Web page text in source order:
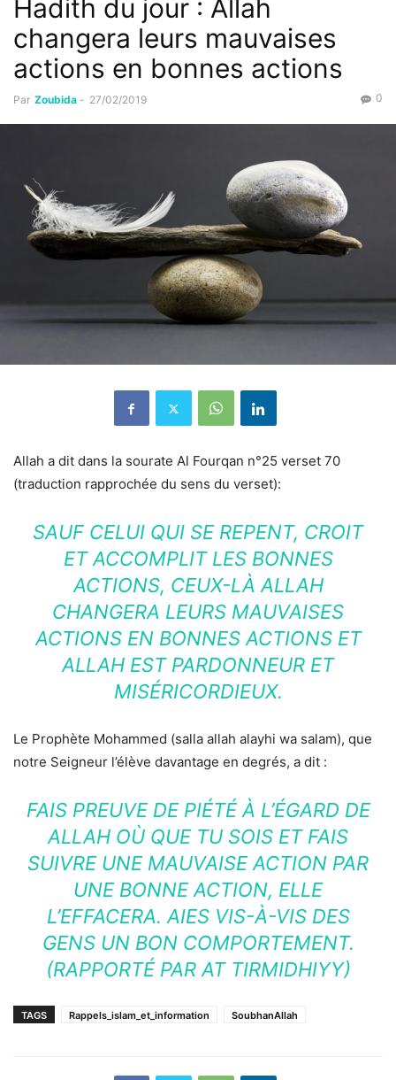
Hadith du jour : Allah
changera leurs mauvaises
actions en bonnes actions
Par Zoubida - 27/02/2019 0
Allah a dit dans la sourate Al Fourqan n°25 verset 70
(traduction rapprochée du sens du verset):
SAUF CELUI QUI SE REPENT, CROIT
ET ACCOMPLIT LES BONNES
ACTIONS, CEUX-LÀ ALLAH
CHANGERA LEURS MAUVAISES
ACTIONS EN BONNES ACTIONS ET
ALLAH EST PARDONNEUR ET
MISÉRICORDIEUX.
Le Prophète Mohammed (salla allah alayhi wa salam), que
notre Seigneur l’élève davantage en degrés, a dit :
FAIS PREUVE DE PIÉTÉ À L’ÉGARD DE
ALLAH OÙ QUE TU SOIS ET FAIS
SUIVRE UNE MAUVAISE ACTION PAR
UNE BONNE ACTION, ELLE
L’EFFACERA. AIES VIS-À-VIS DES
GENS UN BON COMPORTEMENT.
(RAPPORTÉ PAR AT TIRMIDHIYY)
TAGS Rappels_islam_et_information SoubhanAllah